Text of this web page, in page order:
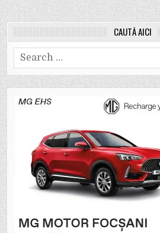
CAUTĂ AICI
Search
for: